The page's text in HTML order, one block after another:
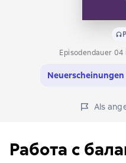
Episodendauer 04
Als
Работа с